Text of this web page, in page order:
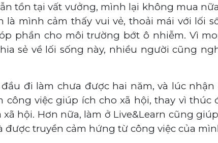
tồn tại vất vưởng, mình lại không mua
mình cảm thấy vui vẻ, thoải mái với lối
phần cho môi trường bớt ô nhiễm. Vì
sẻ về lối sống này, nhiều người cũng
đi làm chưa được hai năm, và lúc nhận
việc giúp ích cho xã hội, thay vì thúc
hội. Hơn nữa, làm ở Live&Learn cũng
truyền cảm hứng từ công việc của